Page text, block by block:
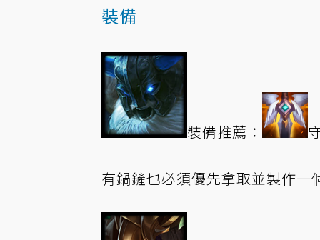
裝備
裝備推薦：
有鍋鏟也必須優先拿取並製作